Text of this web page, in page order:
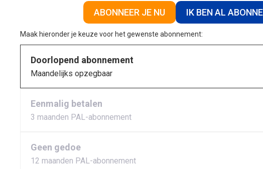
ABONNEER JE NU IK BEN AL
Maak hieronder je keuze voor het gewenste abonnement:
Doorlopend abonnement
Maandelijks opzegbaar
Eenmalig betalen
3 maanden PAL-abonnement
Geen gedoe
12 maanden PAL-abonnement